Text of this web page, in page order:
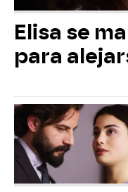
Elisa se
para